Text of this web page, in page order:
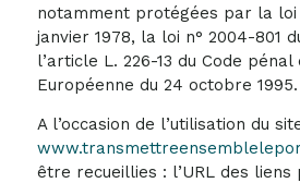
notamment protégées par la loi
janvier 1978, la loi n° 2004-801
l’article L. 226-13 du Code
Européenne du 24 octobre 1995.
A l’occasion de l’utilisation du
être recueillies : l’URL des liens